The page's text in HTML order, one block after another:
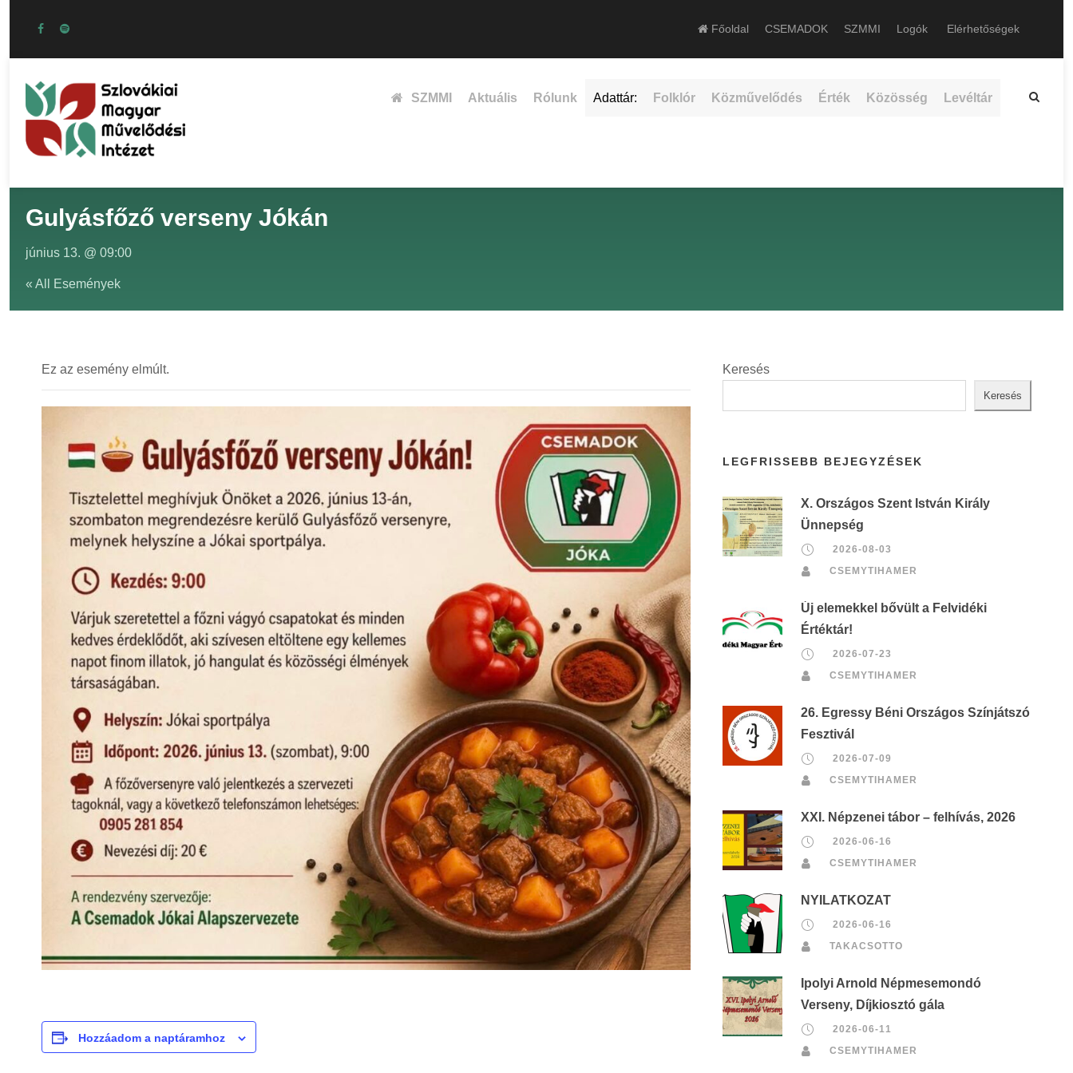
Főoldal CSEMADOK SZMMI Logók Elérhetőségek
SZMMI Aktuális Rólunk Adattár: Folklór Közművelődés Érték Közösség Levéltár
Gulyásfőző verseny Jókán
június 13. @ 09:00
« All Események
Ez az esemény elmúlt.
Hozzáadom a naptáramhoz
Keresés
Keresés
LEGFRISSEBB BEJEGYZÉSEK
X. Országos Szent István Király
Ünnepség
2026-08-03
CSEMYTIHAMER
Új elemekkel bővült a Felvidéki
Értéktár!
2026-07-23
CSEMYTIHAMER
26. Egressy Béni Országos Színjátszó
Fesztivál
2026-07-09
CSEMYTIHAMER
XXI. Népzenei tábor – felhívás, 2026
2026-06-16
CSEMYTIHAMER
NYILATKOZAT
2026-06-16
TAKACSOTTO
Ipolyi Arnold Népmesemondó
Verseny, Díjkiosztó gála
2026-06-11
CSEMYTIHAMER